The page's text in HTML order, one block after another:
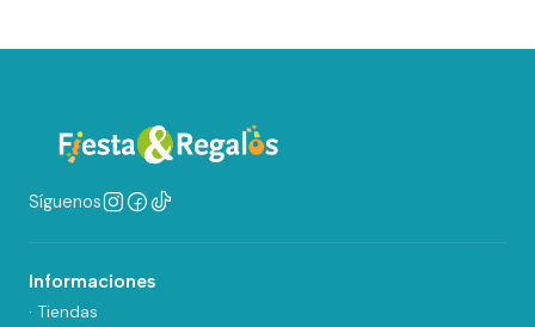
Síguenos
Informaciones
· Tiendas